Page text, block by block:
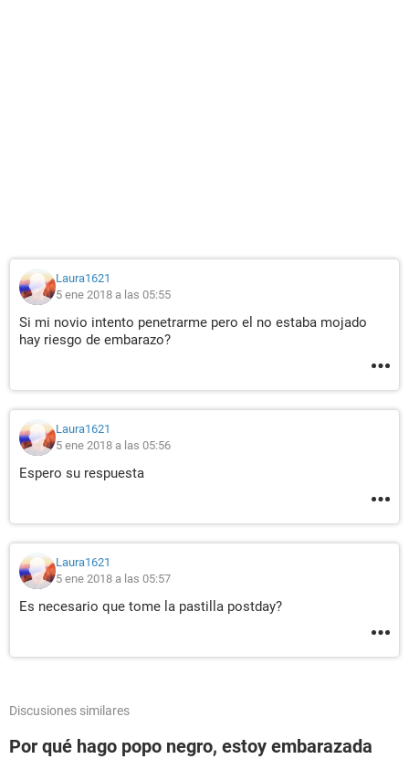
Laura1621
5 ene 2018 a las 05:55
Si mi novio intento penetrarme pero el no estaba mojado
hay riesgo de embarazo?
Laura1621
5 ene 2018 a las 05:56
Espero su respuesta
Laura1621
5 ene 2018 a las 05:57
Es necesario que tome la pastilla postday?
Discusiones similares
Por qué hago popo negro, estoy embarazada